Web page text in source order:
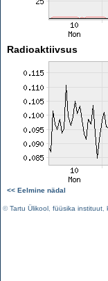
Radioaktiivsus
<< Eelmine nädal
©Tartu Ülikool füüsika instituut